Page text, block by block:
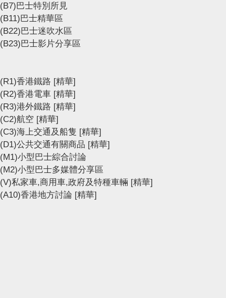
(B7)巴士特別所見
(B11)巴士精華區
(B22)巴士迷吹水區
(B23)巴士影片分享區
(R1)香港鐵路 [精華]
(R2)香港電車 [精華]
(R3)港外鐵路 [精華]
(C2)航空 [精華]
(C3)海上交通及船隻 [精華]
(D1)公共交通有關商品 [精華]
(M1)小型巴士綜合討論
(M2)小型巴士多媒體分享區
(V)私家車,商用車,政府及特種車輛 [精華]
(A10)香港地方討論 [精華]